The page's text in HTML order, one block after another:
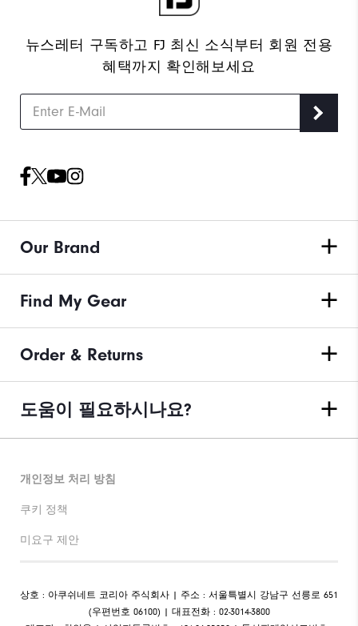
뉴스레터 구독하고 FJ 최신 소식부터 회원 전용
혜택까지 확인해보세요
Our Brand
Find My Gear
Order & Returns
도움이 필요하시나요?
개인정보 처리 방침
쿠키 정책
미요구 제안
상호 : 아쿠쉬네트 코리아 주식회사 | 주소 : 서울특별시 강남구 선릉로 651
(우편번호 06100) | 대표전화 : 02-3014-3800